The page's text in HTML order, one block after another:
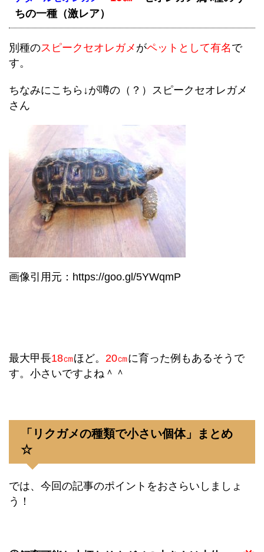
ちの一種（激レア）
別種のスピークセオレガメ がペットとして有名 で
す。
ちなみにこちら↓が噂の（？）スピークセオレガメ
さん
画像引用元：https://goo.gl/5YWqmP
最大甲長18㎝ほど。 20㎝に育った例もあるそうで
す。小さいですよね＾＾
「リクガメの種類で小さい個体」まとめ
☆
では、今回の記事のポイントをおさらいしましょ
う！